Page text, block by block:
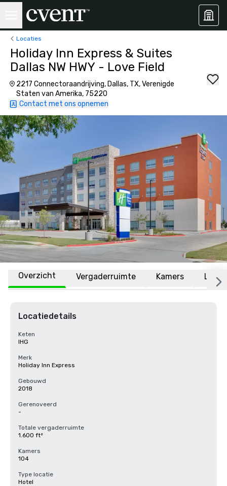
Locaties
Holiday Inn Express & Suites
Dallas NW HWY - Love Field
2217 Connectoraandrijving, Dallas, TX, Verenigde
Staten van Amerika, 75220
Contact met ons opnemen
Overzicht Vergaderruimte Kamers
Locatiedetails
Keten
IHG
Merk
Holiday Inn Express
Gebouwd
2018
Gerenoveerd
-
Totale vergaderruimte
1.600 ft²
Kamers
104
Type locatie
Hotel